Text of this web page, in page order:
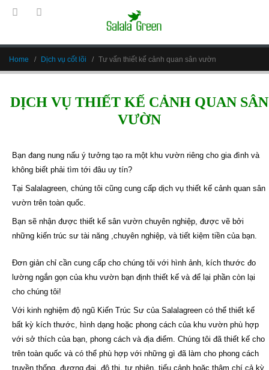
Home Dịch vụ cốt lõi Tư vấn thiết kế cảnh quan sân vườn
DỊCH VỤ THIẾT KẾ CẢNH QUAN SÂN
VƯỜN
Bạn đang nung nấu ý tưởng tạo ra một khu vườn riêng cho gia đình và
không biết phải tìm tới đâu uy tín?
Tại Salalagreen, chúng tôi cũng cung cấp dịch vụ thiết kế cảnh quan sân
vườn trên toàn quốc.
Bạn sẽ nhận được thiết kế sân vườn chuyên nghiệp, được vẽ bởi
những kiến trúc sư tài năng ,chuyên nghiệp, và tiết kiệm tiền của bạn.
Đơn giản chỉ cần cung cấp cho chúng tôi với hình ảnh, kích thước đo
lường ngắn gọn của khu vườn bạn định thiết kế và để lại phần còn lại
cho chúng tôi!
Với kinh nghiệm độ ngũ Kiến Trúc Sư của Salalagreen có thể thiết kế
bất kỳ kích thước, hình dạng hoặc phong cách của khu vườn phù hợp
với sở thích của bạn, phong cách và địa điểm. Chúng tôi đã thiết kế cho
trên toàn quốc và có thể phù hợp với những gì đã làm cho phong cách
truyền thống, đương đại, đô thị, tự nhiên, tiểu cảnh hoặc thậm chí cả kỳ